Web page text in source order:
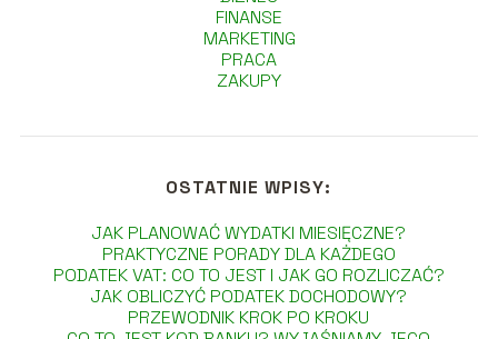
FINANSE
MARKETING
PRACA
ZAKUPY
OSTATNIE WPISY:
JAK PLANOWAĆ WYDATKI MIESIĘCZNE?
PRAKTYCZNE PORADY DLA KAŻDEGO
PODATEK VAT: CO TO JEST I JAK GO ROZLICZAĆ?
JAK OBLICZYĆ PODATEK DOCHODOWY?
PRZEWODNIK KROK PO KROKU